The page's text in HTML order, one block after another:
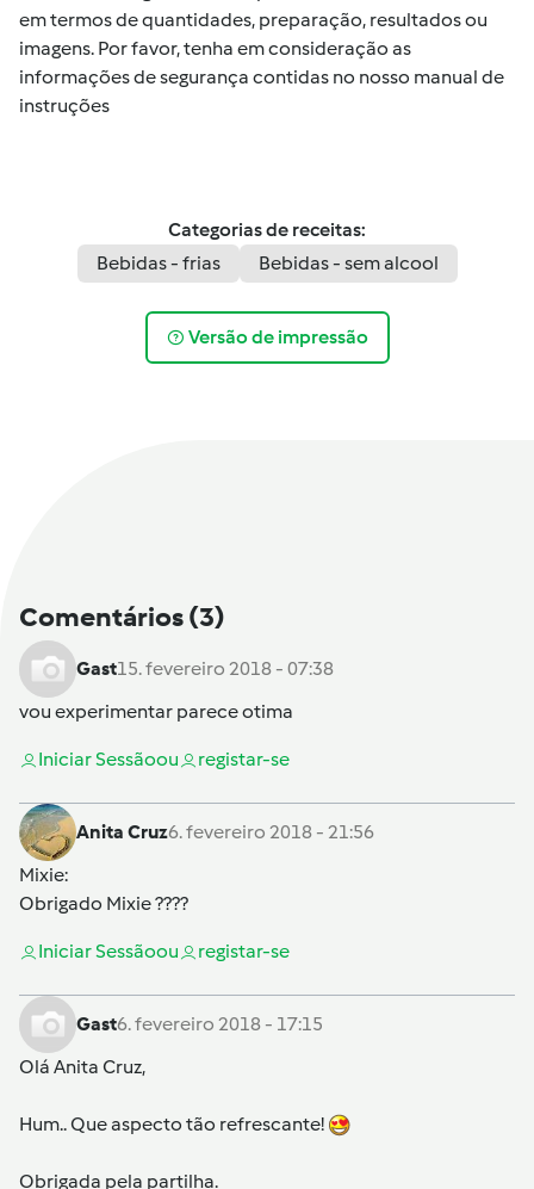
em termos de quantidades, preparação, resultados ou
imagens. Por favor, tenha em consideração as
informações de segurança contidas no nosso manual de
instruções
Categorias de receitas:
Bebidas - frias
Bebidas - sem alcool
Versão de impressão
Comentários(3)
Gast15. fevereiro 2018 - 07:38
vou experimentar parece otima
Iniciar Sessãoou registar-se
Anita Cruz6. fevereiro 2018 - 21:56
Mixie:
Obrigado Mixie ????
Iniciar Sessãoou registar-se
Gast6. fevereiro 2018 - 17:15
Olá Anita Cruz,
Hum.. Que aspecto tão refrescante!
Obrigada pela partilha.